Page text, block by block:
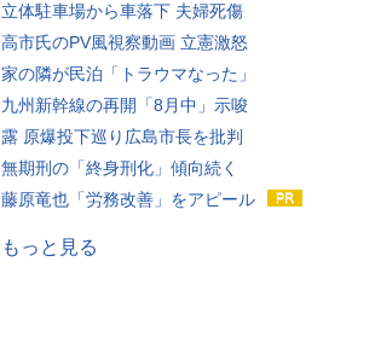
立体駐車場から車落下 夫婦死傷
高市氏のPV風視察動画 立憲激怒
家の隣が民泊「トラウマなった」
九州新幹線の再開「8月中」示唆
露 原爆投下巡り広島市長を批判
無期刑の「終身刑化」傾向続く
藤原竜也「労務改善」をアピール
もっと見る